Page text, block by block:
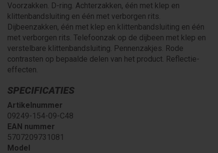
Voorzakken. D-ring. Achterzakken, één met klep en
klittenbandsluiting en één met verborgen rits.
Dijbeenzakken, één met klep en klittenbandsluiting en één
met verborgen rits. Telefoonzak op de dijbeen met klep en
verstelbare klittenbandsluiting. Pennenzakjes. Rode
contrasten op bepaalde delen van het product. Reflectie-
effecten.
SPECIFICATIES
Artikelnummer
09249-154-09-C48
EAN nummer
5707209731081
Model